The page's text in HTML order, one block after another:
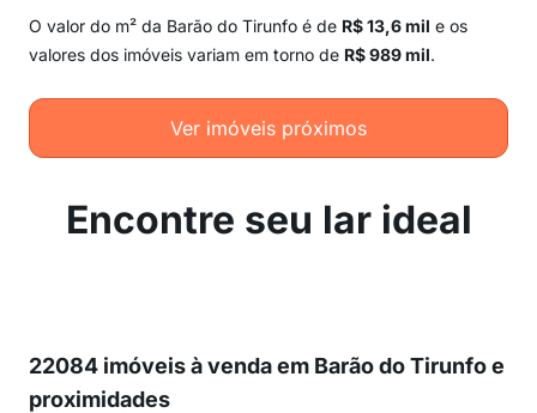
O valor do m² da Barão do Tirunfo é de R$ 13,6 mil e os
valores dos imóveis variam em torno de R$ 989 mil.
Ver imóveis próximos
Encontre seu lar ideal
22084 imóveis à venda em Barão do Tirunfo e
proximidades